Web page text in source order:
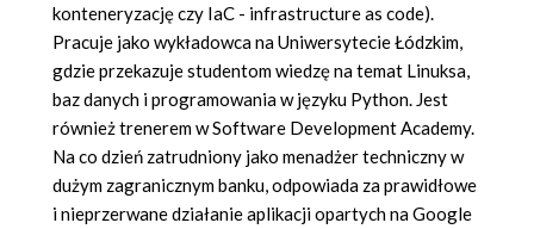
konteneryzację czy IaC - infrastructure as code).
Pracuje jako wykładowca na Uniwersytecie Łódzkim,
gdzie przekazuje studentom wiedzę na temat Linuksa,
baz danych i programowania w języku Python. Jest
również trenerem w Software Development Academy.
Na co dzień zatrudniony jako menadżer techniczny w
dużym zagranicznym banku, odpowiada za prawidłowe
i nieprzerwane działanie aplikacji opartych na Google